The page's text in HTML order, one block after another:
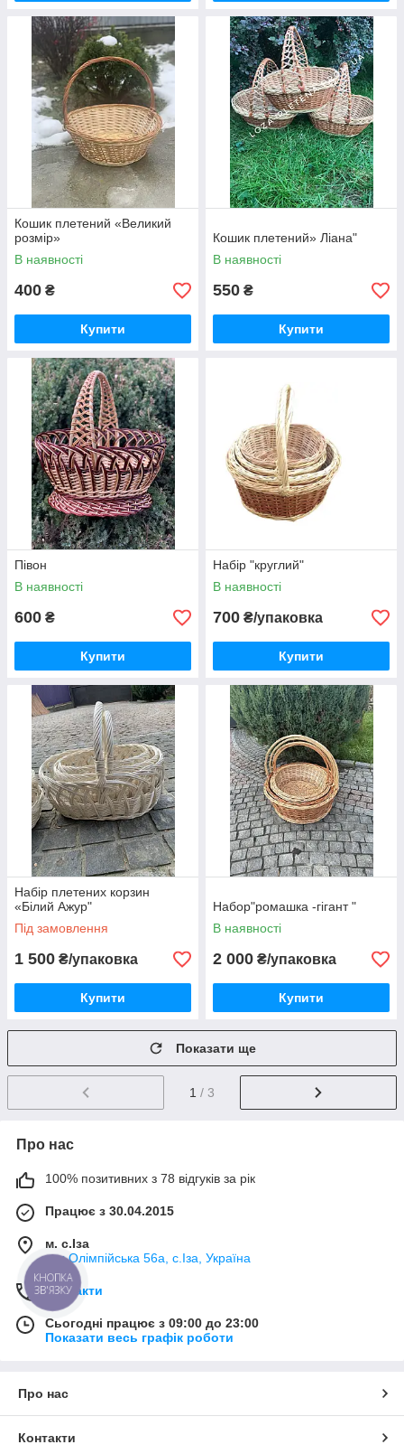
Кошик плетений «Великий
розмір»
В наявності
400 ₴
Купити
Кошик плетений» Ліана"
В наявності
550 ₴
Купити
Півон
В наявності
600 ₴
Купити
Набір "круглий"
В наявності
700 ₴/упаковка
Купити
Набір плетених корзин
«Білий Ажур"
Під замовлення
1 500 ₴/упаковка
Купити
Набор"ромашка -гігант "
В наявності
2 000 ₴/упаковка
Купити
Показати ще
1 / 3
Про нас
100% позитивних з 78 відгуків за рік
Працює з 30.04.2015
м. с.Іза
вул.Олімпійська 56а, с.Іза, Україна
Контакти
Сьогодні працює з 09:00 до 23:00
Показати весь графік роботи
Про нас
Контакти
КНОПКА
ЗВ'ЯЗКУ